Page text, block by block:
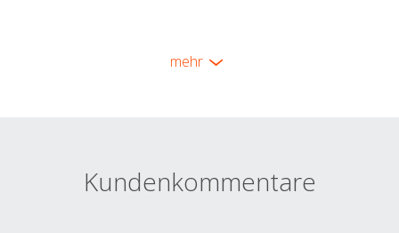
mehr
Kundenkommentare